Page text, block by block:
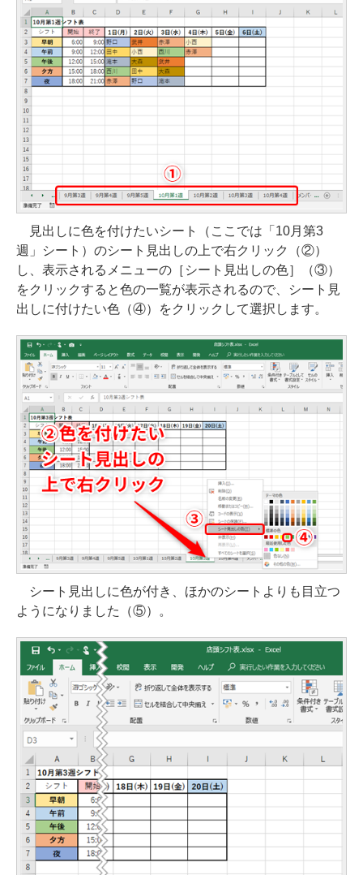
見出しに色を付けたいシート（ここでは「10月第3
週」シート）のシート見出しの上で右クリック（②）
し、表示されるメニューの［シート見出しの色］（③）
をクリックすると色の一覧が表示されるので、シート見
出しに付けたい色（④）をクリックして選択します。
シート見出しに色が付き、ほかのシートよりも目立つ
ようになりました（⑤）。